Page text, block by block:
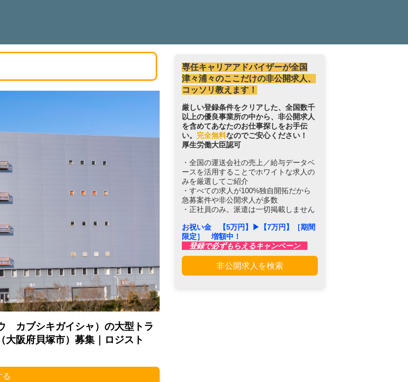
カブシキガイシャ）の大型トラ
大阪府貝塚市）募集｜ロジスト
る
専任キャリアアドバイザーが全国
津々浦々のここだけの非公開求人、
コッソリ教えます！
厳しい登録条件をクリアした、全国数千
以上の優良事業所の中から、非公開求人
を含めてあなたのお仕事探しをお手伝
い。 完全無料なのでご安心ください！
厚生労働大臣認可
・全国の運送会社の売上／給与データベ
ースを活用することでホワイトな求人の
みを厳選してご紹介
・すべての求人が100%独自開拓だから
急募案件や非公開求人が多数
・正社員のみ。派遣は一切掲載しません
お祝い金 【5万円】▶︎【7万円】［期間
限定］ 増額中！
登録で必ずもらえるキャンペーン
非公開求人を検索